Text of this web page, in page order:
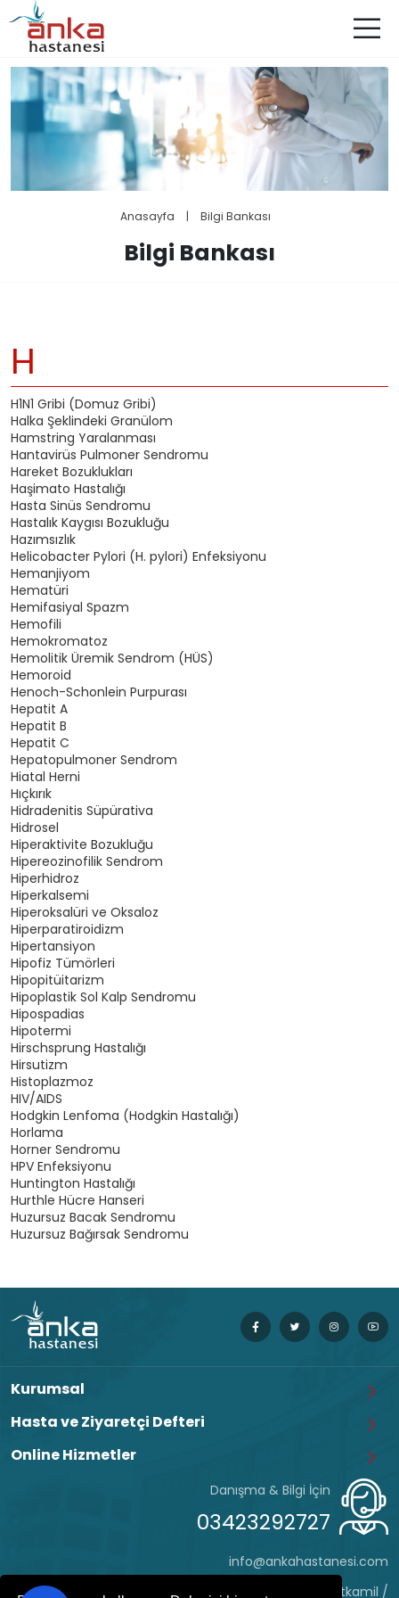
Anasayfa | Bilgi Bankası
Bilgi Bankası
H
H1N1 Gribi (Domuz Gribi)
Halka Şeklindeki Granülom
Hamstring Yaralanması
Hantavirüs Pulmoner Sendromu
Hareket Bozuklukları
Haşimato Hastalığı
Hasta Sinüs Sendromu
Hastalık Kaygısı Bozukluğu
Hazımsızlık
Helicobacter Pylori (H. pylori) Enfeksiyonu
Hemanjiyom
Hematüri
Hemifasiyal Spazm
Hemofili
Hemokromatoz
Hemolitik Üremik Sendrom (HÜS)
Hemoroid
Henoch-Schonlein Purpurası
Hepatit A
Hepatit B
Hepatit C
Hepatopulmoner Sendrom
Hiatal Herni
Hıçkırık
Hidradenitis Süpürativa
Hidrosel
Hiperaktivite Bozukluğu
Hipereozinofilik Sendrom
Hiperhidroz
Hiperkalsemi
Hiperoksalüri ve Oksaloz
Hiperparatiroidizm
Hipertansiyon
Hipofiz Tümörleri
Hipopitüitarizm
Hipoplastik Sol Kalp Sendromu
Hipospadias
Hipotermi
Hirschsprung Hastalığı
Hirsutizm
Histoplazmoz
HIV/AIDS
Hodgkin Lenfoma (Hodgkin Hastalığı)
Horlama
Horner Sendromu
HPV Enfeksiyonu
Huntington Hastalığı
Hurthle Hücre Hanseri
Huzursuz Bacak Sendromu
Huzursuz Bağırsak Sendromu
Kurumsal
Hasta ve Ziyaretçi Defteri
Online Hizmetler
Danışma & Bilgi İçin
03423292727
info@ankahastanesi.com
Eyüp Sultan Mh. Hafız Tevfik Cd. No:162 Şehitkamil /